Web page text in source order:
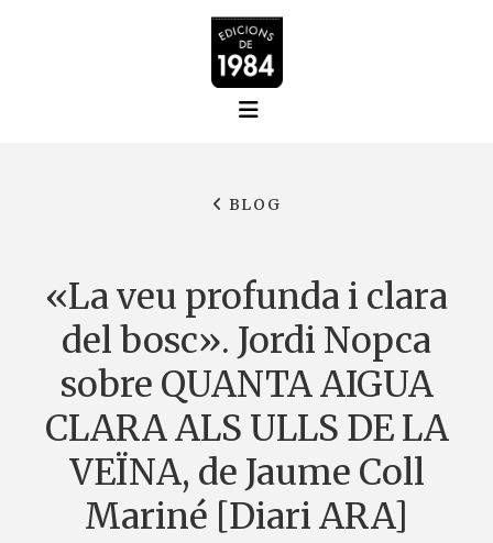
BLOG
«La veu profunda i clara
del bosc». Jordi Nopca
sobre QUANTA AIGUA
CLARA ALS ULLS DE LA
VEÏNA, de Jaume Coll
Mariné [Diari ARA]